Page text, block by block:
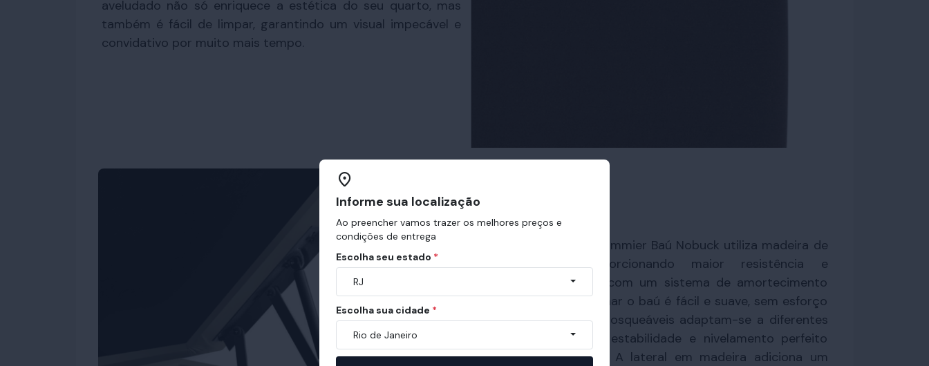
aveludado não só enriquece a estética do seu quarto, mas
também é fácil de limpar, garantindo um visual impecável e
convidativo por muito mais tempo.
Internamente, a Base Sommier Baú Nobuck utiliza madeira de
reflorestamento, proporcionando maior resistência e
durabilidade. Equipada com um sistema de amortecimento
pneumático, abrir e fechar o baú é fácil e suave, sem esforço
desnecessário. Os pés rosqueáveis adaptam-se a diferentes
superfícies, garantindo estabilidade e nivelamento perfeito
em qualquer ambiente. A lateral em madeira adiciona um
Informe sua localização
Ao preencher vamos trazer os melhores preços e
condições de entrega
Escolha seu estado *
RJ
Escolha sua cidade *
Rio de Janeiro